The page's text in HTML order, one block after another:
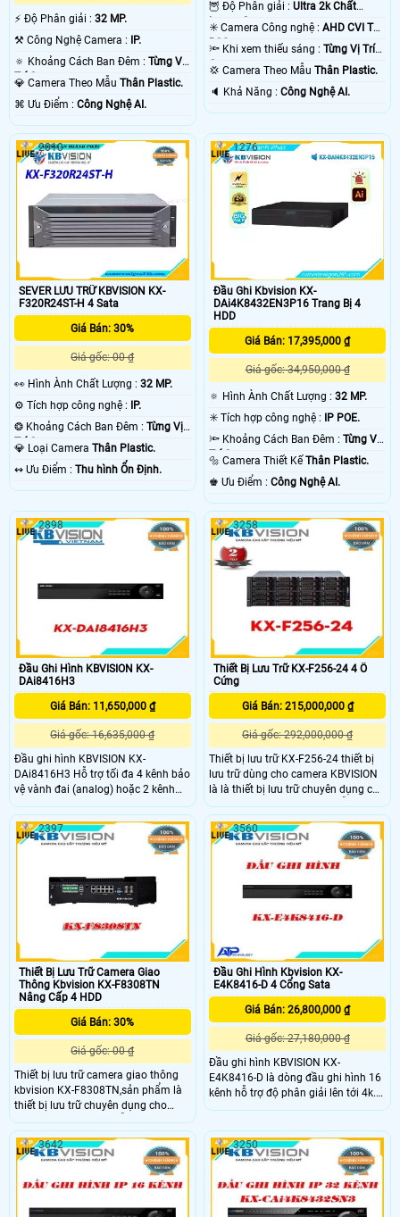
️⚡ Độ Phân giải : 32 MP.
⚒ Công Nghệ Camera : IP.
🔅 Khoảng Cách Ban Đêm : Từng Vị
Trí Camera .
💎 Camera Theo Mẫu Thân Plastic.
️⌘ Ưu Điểm : Công Nghệ AI.
🦉 Độ Phân giải :Ultra 2k Chất
Lượng Cao .
✳️ Camera Công nghệ :AHD CVI TVI
BCS.
🔦 Khi xem thiếu sáng :Từng Vị Trí
Camera .
💢 Camera Theo MẫuThân Plastic.
️🔈 Khả Năng :Công Nghệ AI.
SEVER LƯU TRỮ KBVISION KX-
F320R24ST-H 4 Sata
Giá Bán: 30%
Giá gốc: 00 ₫
️👀 Hình Ành Chất Lượng : 32 MP.
⚙ Tích hợp công nghệ :
IP.
❂ Khoảng Cách Ban Đêm : Từng Vị
Trí Camera .
💎 Loại Camera Thân Plastic.
️↭ Ưu Điểm : Thu hình Ổn Định.
2010
Đầu Ghi Kbvision KX-
DAi4K8432EN3P16 Trang Bị 4
HDD
Giá Bán: 17,395,000 ₫
Giá gốc: 34,950,000 ₫
🔅 Hình Ành Chất Lượng :32 MP.
✳️ Tích hợp công nghệ :
IP POE.
🔦 Khoảng Cách Ban Đêm :Từng Vị
Trí Camera .
🔩 Camera Thiết KếThân Plastic.
️♚ Ưu Điểm :Công Nghệ AI.
1276
Đầu Ghi Hình KBVISION KX-
DAi8416H3
Giá Bán: 11,650,000 ₫
Giá gốc: 16,635,000 ₫
Đầu ghi hình KBVISION KX-
DAi8416H3 Hỗ trợ tối đa 4 kênh bảo
vệ vành đai (analog) hoặc 2 kênh
nhận diện khuôn mặt (analog) hoặc
16 kênh SMD Plus (analog). là dòng
đầu ghi hình AI 16 kênh chính hãng,
người lạ mặt trong khu vực giám
2898
Thiết Bị Lưu Trữ KX-F256-24 4 Ổ
Cứng
Giá Bán: 215,000,000 ₫
Giá gốc: 292,000,000 ₫
Thiết bị lưu trữ KX-F256-24 thiết bị
lưu trữ dùng cho camera KBVISION
là là thiết bị lưu trữ chuyên dụng cho
camera Vi xử lý mạnh mẽ hỗ trợ độ
phân giải lên đến 24MP Đầu ghi
thông minh của thương hiệu
3258
Thiết Bị Lưu Trữ Camera Giao
Thông Kbvision KX-F8308TN
Nâng Cấp 4 HDD
Giá Bán: 30%
Giá gốc: 00 ₫
Thiết bị lưu trữ camera giao thông
kbvision KX-F8308TN,sản phẩm là
thiết bị lưu trữ chuyên dụng cho
camera giao thông. Hỗ trợ 8 camera
giao thông và âm thanh 2 chiều.
Thiết bị đã có sẵn 1 HDD 2TB để
chạy hệ điều hành và lưu trư. Có thể
mở rông thêm tối đa 3HDD x 4TB
2397
Đầu Ghi Hình Kbvision KX-
E4K8416-D 4 Cổng Sata
Giá Bán: 26,800,000 ₫
Giá gốc: 27,180,000 ₫
Đầu ghi hình KBVISION KX-
E4K8416-D là dòng đầu ghi hình 16
kênh hỗ trợ độ phân giải lên tới 4k.
Tích hợp công nghệ hình ảnh 5 in 1
nhau (HDCVI/AHD/TVI/CVBS/IP).
Hỗ trợ camera IP tối đa lên tới 24
kênh,leentowis 4.0Megapixel
3560
3642 3250